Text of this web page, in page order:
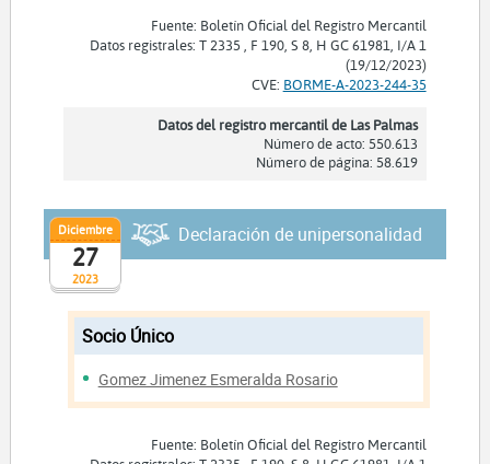
Fuente: Boletín Oficial del Registro Mercantil
Datos registrales: T 2335 , F 190, S 8, H GC 61981, I/A 1
(19/12/2023)
CVE: BORME-A-2023-244-35
Datos del registro mercantil de Las Palmas
Número de acto: 550.613
Número de página: 58.619
2023
Diciembre
27
Declaración de unipersonalidad
Socio Único
Gomez Jimenez Esmeralda Rosario
Fuente: Boletín Oficial del Registro Mercantil